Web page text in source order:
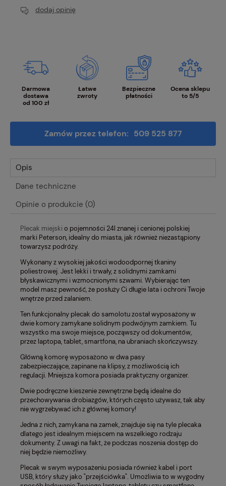
dodaj opinię
Darmowa
dostawa
od 100 zł
Łatwe
zwroty
Bezpieczne
płatności
Ocena sklepu
to 5/5
Zamów przez telefon: 509 525 877
Opis
Dane techniczne
Opinie o produkcie (0)
Plecak miejski o pojemności 24l znanej i cenionej polskiej
marki Peterson, idealny do miasta, jak również niezastąpiony
towarzysz podróży.
Wykonany z wysokiej jakości wodoodpornej tkaniny
poliestrowej. Jest lekki i trwały, z solidnymi zamkami
błyskawicznymi i wzmocnionymi szwami. Wybierając ten
model masz pewność, że posłuży Ci długie lata i ochroni Twoje
wnętrze przed zalaniem.
Ten funkcjonalny plecak do samolotu został wyposażony w
dwie komory zamykane solidnym podwójnym zamkiem. Tu
wszystko ma swoje miejsce, począwszy od dokumentów,
przez laptopa, tablet, smartfona, na ubraniach skończywszy.
Główną komorę wyposażono w dwa pasy
zabezpieczające, zapinane na klipsy, z możliwością ich
regulacji. Mniejsza komora posiada praktyczny organizer.
Dwie podręczne kieszenie zewnętrzne będą idealne do
przechowywania drobiazgów, których często używasz, tak aby
nie wygrzebywać ich z głównej komory!
Jedna z nich, zamykana na zamek, znajduje się na tyle plecaka
dlatego jest idealnym miejscem na wszelkiego rodzaju
dokumenty. Z uwagi na fakt, że podczas noszenia dostęp do
niej będzie niemożliwy.
Plecak w swym wyposażeniu posiada również kabel i port
USB, który służy jako "przejściówka". Umożliwia to w wygodny